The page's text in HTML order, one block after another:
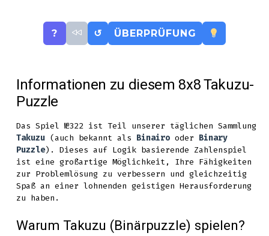
? ↺ ÜBERPRÜFUNG
Informationen zu diesem 8x8 Takuzu-
Puzzle
Das Spiel №322 ist Teil unserer täglichen Sammlung
Takuzu (auch bekannt als Binairo oder Binary
Puzzle). Dieses auf Logik basierende Zahlenspiel
ist eine großartige Möglichkeit, Ihre Fähigkeiten
zur Problemlösung zu verbessern und gleichzeitig
Spaß an einer lohnenden geistigen Herausforderung
zu haben.
Warum Takuzu (Binärpuzzle) spielen?